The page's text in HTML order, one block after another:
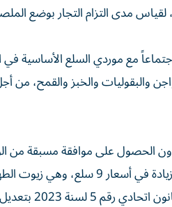
لقياس مدى التزام التجار بوضع
والبقوليات والخبز والقمح،
الحصول على موافقة مسبقة من
التسعير للسلع الأساسية الاستهلاكية، والتي